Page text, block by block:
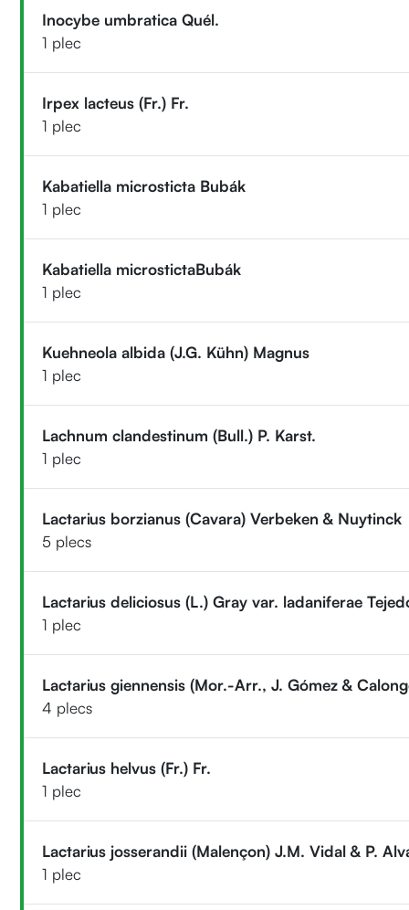
Inocybe umbratica Quél.
1 plec
Irpex lacteus (Fr.) Fr.
1 plec
Kabatiella microsticta Bubák
1 plec
Kabatiella microstictaBubák
1 plec
Kuehneola albida (J.G. Kühn) Magnus
1 plec
Lachnum clandestinum (Bull.) P. Karst.
1 plec
Lactarius borzianus (Cavara) Verbeken & Nuytinck
5 plecs
Lactarius deliciosus (L.) Gray var. ladaniferae
1 plec
Lactarius giennensis (Mor.-Arr., J. Gómez &
4 plecs
Lactarius helvus (Fr.) Fr.
1 plec
Lactarius josserandii (Malençon) J.M. Vidal & P.
1 plec